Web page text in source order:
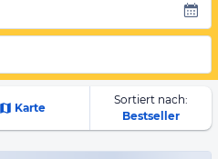
Karte
Sortiert nach:
Bestseller